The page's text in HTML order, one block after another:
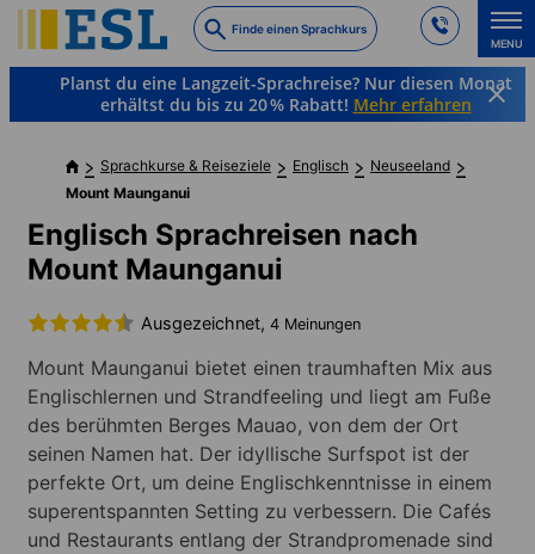
to
main
content
Finde einen Sprachkurs
MENU
Planst du eine Langzeit-Sprachreise? Nur diesen Monat
erhältst du bis zu 20 % Rabatt! Mehr erfahren
Sprachkurse & Reiseziele Englisch
Neuseeland
Mount Maunganui
Englisch Sprachreisen nach
Mount Maunganui
Ausgezeichnet, 4 Meinungen
Mount Maunganui bietet einen traumhaften Mix aus
Englischlernen und Strandfeeling und liegt am Fuße
des berühmten Berges Mauao, von dem der Ort
seinen Namen hat. Der idyllische Surfspot ist der
perfekte Ort, um deine Englischkenntnisse in einem
superentspannten Setting zu verbessern. Die Cafés
und Restaurants entlang der Strandpromenade sind